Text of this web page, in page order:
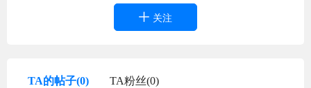
关注
TA的帖子(0) TA粉丝(0)